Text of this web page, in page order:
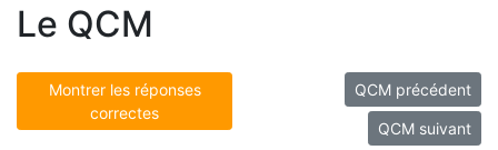
Le QCM
Montrer les réponses
correctes
QCM précédent
QCM suivant